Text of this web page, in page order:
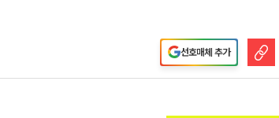
선호매체 추가